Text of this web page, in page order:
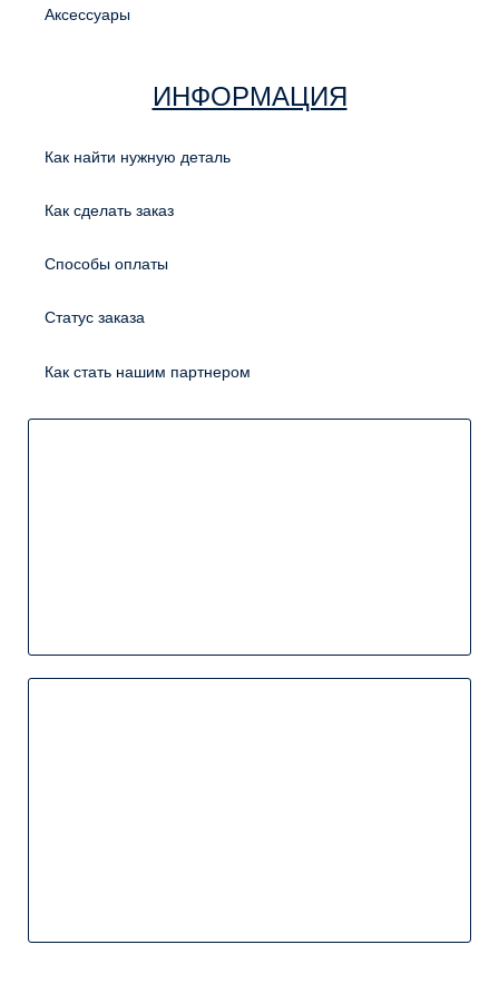
Аксессуары
ИНФОРМАЦИЯ
Как найти нужную деталь
Как сделать заказ
Способы оплаты
Статус заказа
Как стать нашим партнером